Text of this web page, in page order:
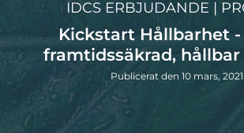
IDCS ERBJUDANDE |
Kickstart Hållbarhet
framtidssäkrad,
Publicerat den 10 mars, 2021